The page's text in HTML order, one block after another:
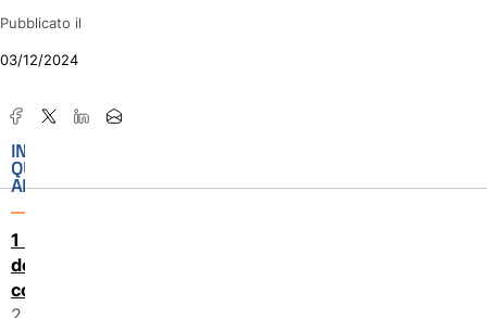
Pubblicato il
03/12/2024
IN
QUESTO
ARTICOLO
della
commissione